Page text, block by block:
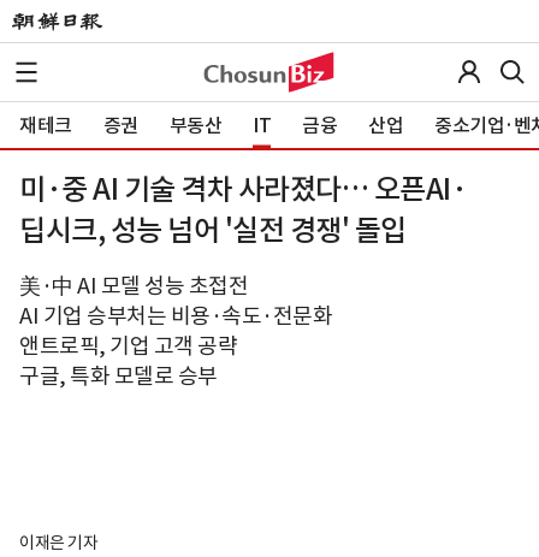
재테크 증권 부동산 IT 금융 산업 중소기업·벤
미·중 AI 기술 격차 사라졌다… 오픈AI·
딥시크, 성능 넘어 '실전 경쟁' 돌입
美·中 AI 모델 성능 초접전
AI 기업 승부처는 비용·속도·전문화
앤트로픽, 기업 고객 공략
구글, 특화 모델로 승부
이재은 기자